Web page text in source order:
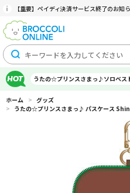
【重要】ペイディ決済サービス終了のお知
うたの☆プリンスさまっ♪ソロベス
ホーム > グッズ
> うたの☆プリンスさまっ♪ パスケース